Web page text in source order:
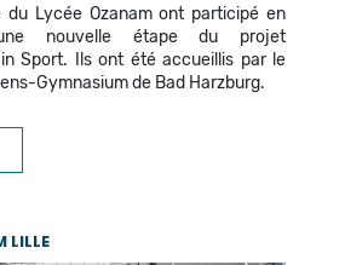
du Lycée Ozanam ont participé en
nouvelle étape du projet
in Sport. Ils ont été accueillis par le
Gymnasium de Bad Harzburg.
LILLE